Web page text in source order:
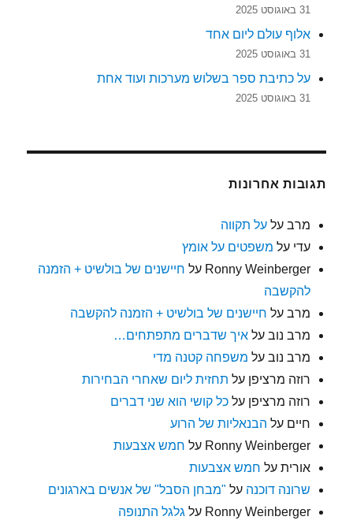
31 באוגוסט 2025
אלוף עולם ליום אחד
31 באוגוסט 2025
על כתיבת ספר בשלוש מערכות ועוד אחת
31 באוגוסט 2025
תגובות אחרונות
מרב עלעל תקווה
עדי על משפטים על אומץ
Ronny Weinberger על חיישנים של בולשיט + הזמנה
להקשבה
מרב על חיישנים של בולשיט + הזמנה להקשבה
מרב נוב עלאיך שדברים מתפתחים…
מרב נוב על משפחה קטנה מדי
רוזה מרציפן על תחזית ליום שאחרי הבחירות
רוזה מרציפן עלכל קושי הוא שני דברים
חיים על הבנאליות של הרוע
Ronny Weinberger על חמש אצבעות
אורית על חמש אצבעות
שרונה דוכנה על "מבחן הסבל" של אנשים בארגונים
Ronny Weinberger על גלגל התנופה